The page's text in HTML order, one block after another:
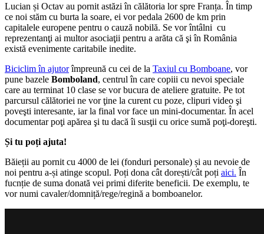
Lucian și Octav au pornit astăzi în călătoria lor spre Franța. În timp
ce noi stăm cu burta la soare, ei vor pedala 2600 de km prin
capitalele europene pentru o cauză nobilă. Se vor întâlni cu
reprezentanţi ai multor asociaţii pentru a arăta că şi în România
există evenimente caritabile inedite.
Biciclim în ajutorîmpreună cu cei de la Taxiul cu Bomboane, vor
pune bazele Bomboland, centrul în care copiii cu nevoi speciale
care au terminat 10 clase se vor bucura de ateliere gratuite. Pe tot
parcursul călătoriei ne vor ţine la curent cu poze, clipuri video şi
poveşti interesante, iar la final vor face un mini-documentar. În acel
documentar poţi apărea şi tu dacă îi susţii cu orice sumă poţi-doreşti.
Și tu poți ajuta!
Băieții au pornit cu 4000 de lei (fonduri personale) și au nevoie de
noi pentru a-și atinge scopul. Poți dona cât dorești/cât poți aici. În
fucnție de suma donată vei primi diferite beneficii. De exemplu, te
vor numi cavaler/domniță/rege/regină a bomboanelor.